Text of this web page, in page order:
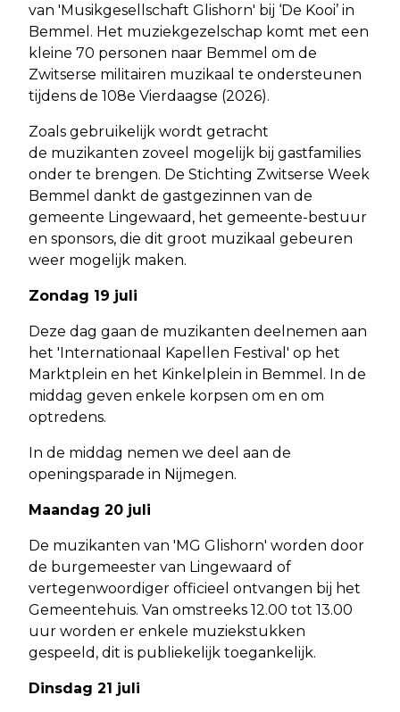
van 'Musikgesellschaft Glishorn' bij ‘De Kooi’ in
Bemmel. Het muziekgezelschap komt met een
kleine 70 personen naar Bemmel om de
Zwitserse militairen muzikaal te ondersteunen
tijdens de 108e Vierdaagse (2026).
Zoals gebruikelijk wordt getracht
de muzikanten zoveel mogelijk bij gastfamilies
onder te brengen. De Stichting Zwitserse Week
Bemmel dankt de gastgezinnen van de
gemeente Lingewaard, het gemeente-bestuur
en sponsors, die dit groot muzikaal gebeuren
weer mogelijk maken.
Zondag 19 juli
Deze dag gaan de muzikanten deelnemen aan
het 'Internationaal Kapellen Festival' op het
Marktplein en het Kinkelplein in Bemmel. In de
middag geven enkele korpsen om en om
optredens.
In de middag nemen we deel aan de
openingsparade in Nijmegen.
Maandag 20 juli
De muzikanten van 'MG Glishorn' worden door
de burgemeester van Lingewaard of
vertegenwoordiger officieel ontvangen bij het
Gemeentehuis. Van omstreeks 12.00 tot 13.00
uur worden er enkele muziekstukken
gespeeld, dit is publiekelijk toegankelijk.
Dinsdag 21 juli